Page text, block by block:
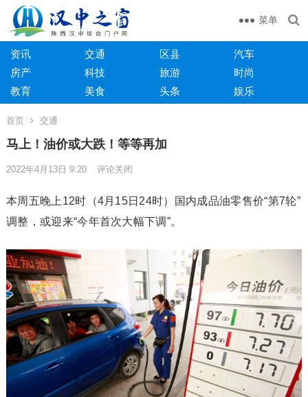
菜单
资讯 交通 区县
汽车
房产
科技 旅游
时尚
教育
美食 头条 娱乐
首页 交通
马上！油价或大跌！等等再加
2022年4月13日 9:20 评论关闭
本周五晚上12时（4月15日24时）国内成品油零售价“第7轮”
调整，或迎来“今年首次大幅下调”。